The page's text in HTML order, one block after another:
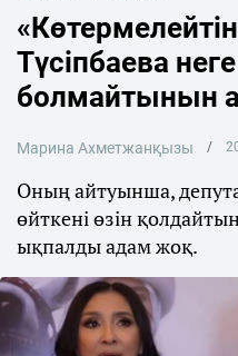
Түсіпбаева
болмайтынын
Марина Ахметжанқызы
Оның айтуынша,
өйткені өзін
ықпалды адам жоқ.